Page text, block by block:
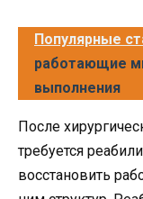
Популярные
работающие
выполнения
После
требуется
восстановить